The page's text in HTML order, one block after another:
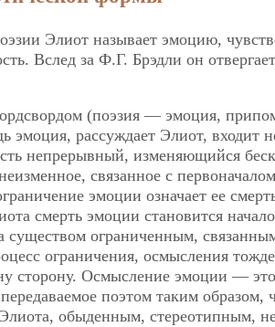
Элиот называет эмоцию,
Вслед за Ф.Г. Брэдли он
(поэзия — эмоция,
эмоция, рассуждает Элиот, входит
непрерывный, изменяющийся
связанное с
эмоции означает ее
смерть эмоции становится
существом ограниченным,
ограничения, осмысления
сторону. Осмысление эмоции —
поэтом таким образом,
обыденным, стереотипным,